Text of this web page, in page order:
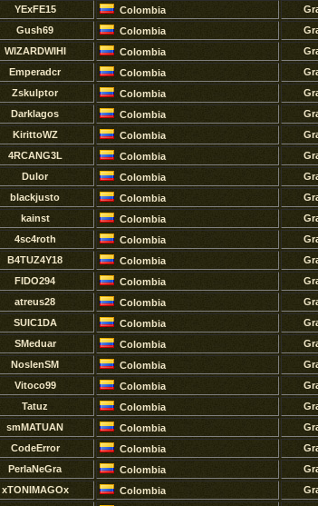
YExFE15 Colombia
Gush69 Colombia
WIZARDWIHI Colombia
Emperadcr Colombia
Zskulptor Colombia
Darklagos Colombia
KirittoWZ Colombia
4RCANG3L Colombia
Dulor Colombia
blackjusto Colombia
kainst Colombia
4sc4roth Colombia
B4TUZ4Y18 Colombia
FIDO294 Colombia
atreus28 Colombia
SUIC1DA Colombia
SMeduar Colombia
NoslenSM Colombia
Vitoco99 Colombia
Tatuz Colombia
smMATUAN Colombia
CodeError Colombia
PerIaNeGra Colombia
xTONIMAGOx Colombia